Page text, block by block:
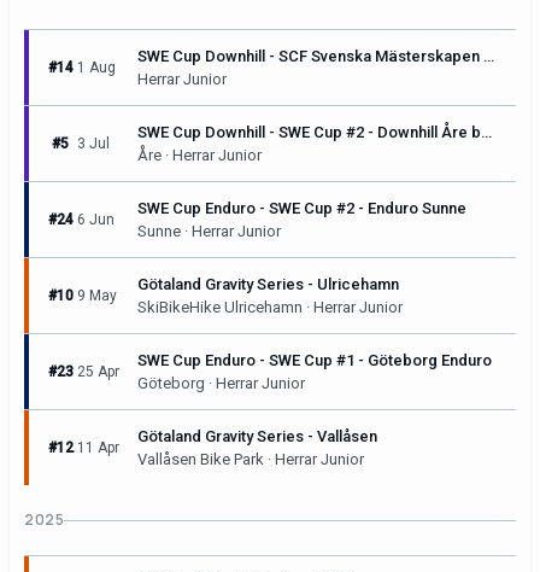
#14 1 Aug
SWE Cup Downhill - SCF Svenska Mästerskapen & SWE Cup #3 - Downhill Sunne
Herrar Junior
#5 3 Jul
SWE Cup Downhill - SWE Cup #2 - Downhill Åre by Pirelli
Åre · Herrar Junior
#24 6 Jun
SWE Cup Enduro - SWE Cup #2 - Enduro Sunne
Sunne · Herrar Junior
#10 9 May
Götaland Gravity Series - Ulricehamn
SkiBikeHike Ulricehamn · Herrar Junior
#23 25 Apr
SWE Cup Enduro - SWE Cup #1 - Göteborg Enduro
Göteborg · Herrar Junior
#12 11 Apr
Götaland Gravity Series - Vallåsen
Vallåsen Bike Park · Herrar Junior
2025